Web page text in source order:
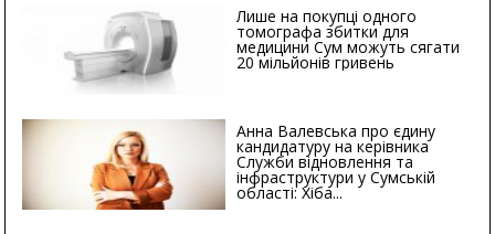
Лише на покупці одного
томографа збитки для
медицини Сум можуть сягати
20 мільйонів гривень
Анна Валевська про єдину
кандидатуру на керівника
Служби відновлення та
інфраструктури у Сумській
області: Хіба...